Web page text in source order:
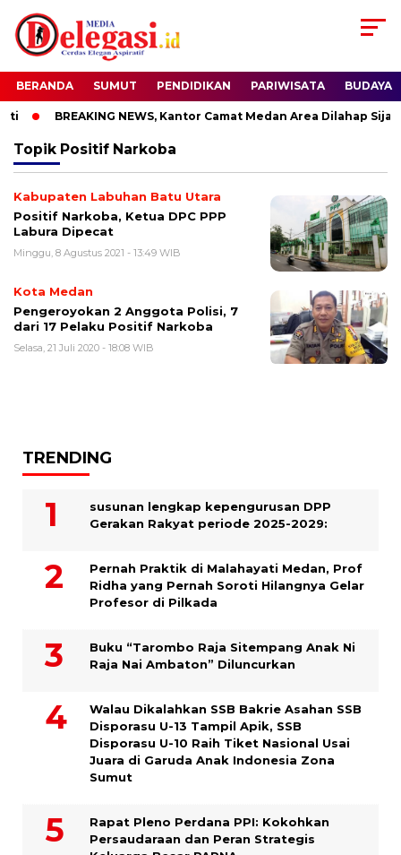
BERANDA SUMUT PENDIDIKAN PARIWISATA BUDAYA
BREAKING NEWS, Kantor Camat Medan Area Dilahap
Topik Positif Narkoba
Kabupaten Labuhan Batu Utara
Positif Narkoba, Ketua DPC PPP
Labura Dipecat
Minggu, 8 Agustus 2021 - 13:49 WIB
Kota Medan
Pengeroyokan 2 Anggota Polisi, 7
dari 17 Pelaku Positif Narkoba
Selasa, 21 Juli 2020 - 18:08 WIB
TRENDING
susunan lengkap kepengurusan DPP
Gerakan Rakyat periode 2025-2029:
Pernah Praktik di Malahayati Medan, Prof
Ridha yang Pernah Soroti Hilangnya Gelar
Profesor di Pilkada
Buku “Tarombo Raja Sitempang Anak Ni
Raja Nai Ambaton” Diluncurkan
Walau Dikalahkan SSB Bakrie Asahan SSB
Disporasu U-13 Tampil Apik, SSB
Disporasu U-10 Raih Tiket Nasional Usai
Juara di Garuda Anak Indonesia Zona
Sumut
Rapat Pleno Perdana PPI: Kokohkan
Persaudaraan dan Peran Strategis